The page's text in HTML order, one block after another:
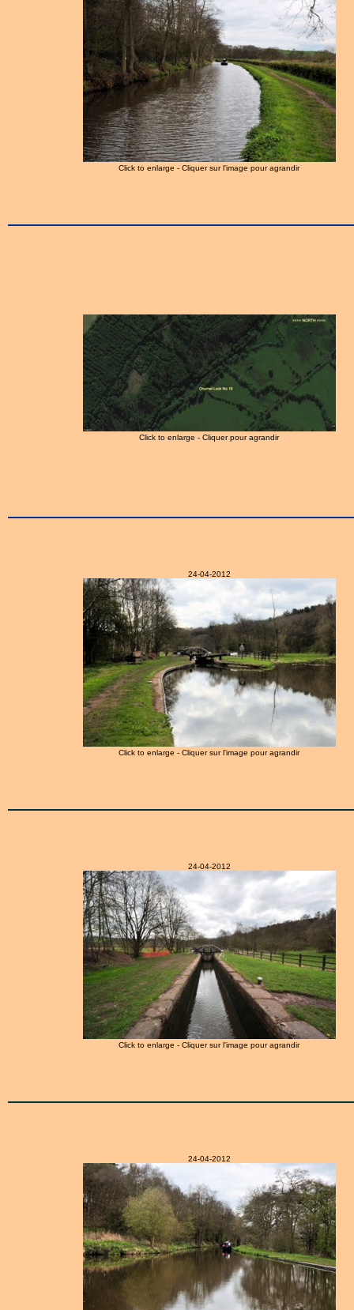
Click to enlarge - Cliquer sur l'image pour agrandir
Click to enlarge - Cliquer pour agrandir
24-04-2012
Click to enlarge - Cliquer sur l'image pour agrandir
24-04-2012
Click to enlarge - Cliquer sur l'image pour agrandir
24-04-2012